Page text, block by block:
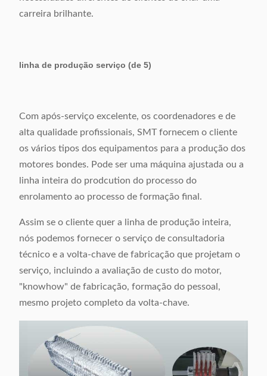
carreira brilhante.
linha de produção serviço (de 5)
Com após-serviço excelente, os coordenadores e de
alta qualidade profissionais, SMT fornecem o cliente
os vários tipos dos equipamentos para a produção dos
motores bondes. Pode ser uma máquina ajustada ou a
linha inteira do prodcution do processo do
enrolamento ao processo de formação final.
Assim se o cliente quer a linha de produção inteira,
nós podemos fornecer o serviço de consultadoria
técnico e a volta-chave de fabricação que projetam o
serviço, incluindo a avaliação de custo do motor,
"knowhow" de fabricação, formação do pessoal,
mesmo projeto completo da volta-chave.